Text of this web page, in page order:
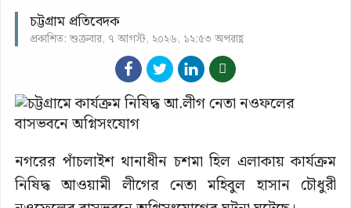
চট্টগ্রাম প্রতিবেদক
প্রকাশিত: শুক্রবার, ৭ আগস্ট, ২০২৬, ১২:৫৩ অপরাহ্ণ
নগরের পাঁচলাইশ থানাধীন চশমা হিল এলাকায় কার্যক্রম
নিষিদ্ধ আওয়ামী লীগের নেতা মহিবুল হাসান চৌধুরী